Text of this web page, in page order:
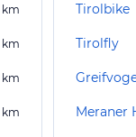
km
km
km
km
Tirolbike
Tirolfly